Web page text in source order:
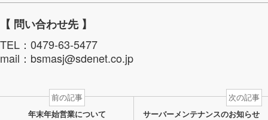
【 問い合わせ先 】
TEL：0479-63-5477
mail：bsmasj@sdenet.co.jp
前の記事
年末年始営業について
次の記事
サーバーメンテナンスのお知らせ